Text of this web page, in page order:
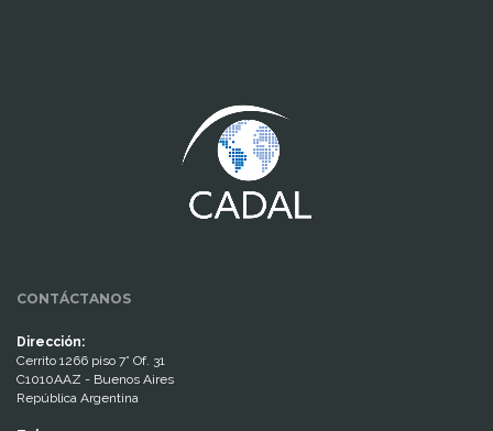
CONTÁCTANOS
Dirección:
Cerrito 1266 piso 7° Of. 31
C1010AAZ - Buenos Aires
República Argentina